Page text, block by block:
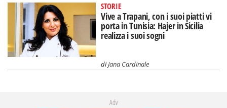
STORIE
Vive a Trapani, con i suoi piatti vi
porta in Tunisia: Hajer in Sicilia
realizza i suoi sogni
diJana Cardinale
Adv